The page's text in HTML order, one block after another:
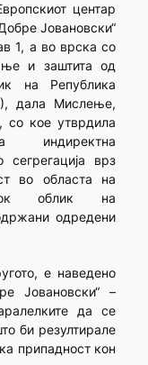
центар
Јовановски“
1, а во врска со
и заштита од
на Република
дала Мислење,
со кое утврдила
индиректна
врз
во областа на
облик на
одредени
е наведено
Јовановски“ –
да се
би резултирале
припадност кон